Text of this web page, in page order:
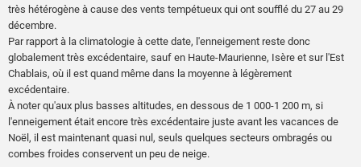
très hétérogène à cause des vents tempétueux qui ont soufflé du 27 au 29
décembre.
Par rapport à la climatologie à cette date, l'enneigement reste donc
globalement très excédentaire, sauf en Haute-Maurienne, Isère et sur l'Est
Chablais, où il est quand même dans la moyenne à légèrement
excédentaire.
À noter qu'aux plus basses altitudes, en dessous de 1 000-1 200 m, si
l'enneigement était encore très excédentaire juste avant les vacances de
Noël, il est maintenant quasi nul, seuls quelques secteurs ombragés ou
combes froides conservent un peu de neige.